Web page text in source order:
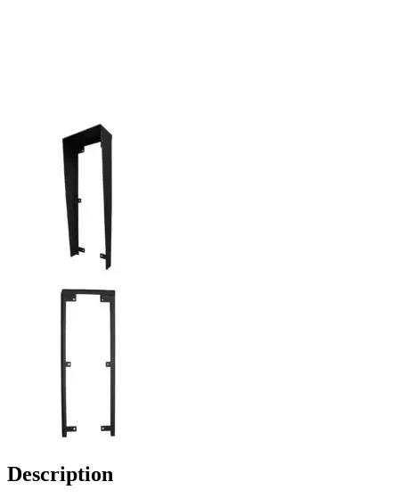
Description